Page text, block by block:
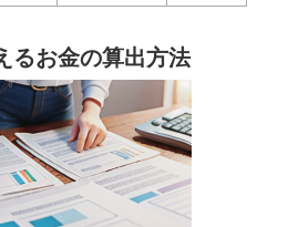
るお金の算出方法